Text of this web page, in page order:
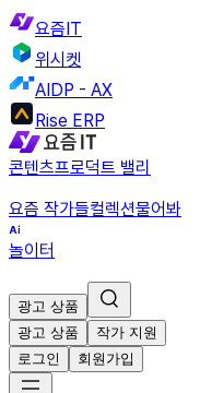
요즘IT
위시켓
AIDP - AX
Rise ERP
콘텐츠프로덕트 밸리
요즘 작가들컬렉션물어봐
놀이터
광고 상품
광고 상품
작가 지원
로그인
회원가입